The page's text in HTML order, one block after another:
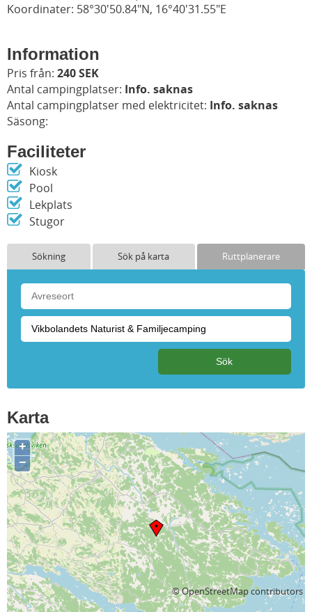
Koordinater: 58°30'50.84"N, 16°40'31.55"E
Information
Pris från: 240 SEK
Antal campingplatser: Info. saknas
Antal campingplatser med elektricitet: Info. saknas
Säsong:
Faciliteter
Kiosk
Pool
Lekplats
Stugor
Sökning Sök på karta Ruttplanerare
Karta
+
−
©OpenStreetMapcontributors